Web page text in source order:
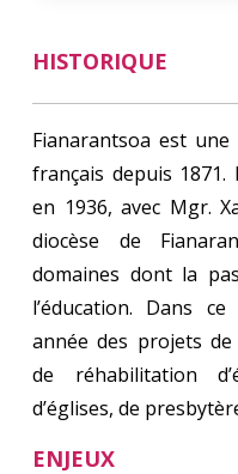
HISTORIQUE
Fianarantsoa est
français depuis
en 1936, avec Mgr.
diocèse de
domaines dont la
l’éducation. Dans
année des projets de
de réhabilitation
d’églises, de
ENJEUX